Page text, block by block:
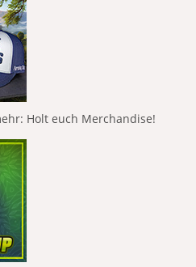
Holt euch Merchandise!